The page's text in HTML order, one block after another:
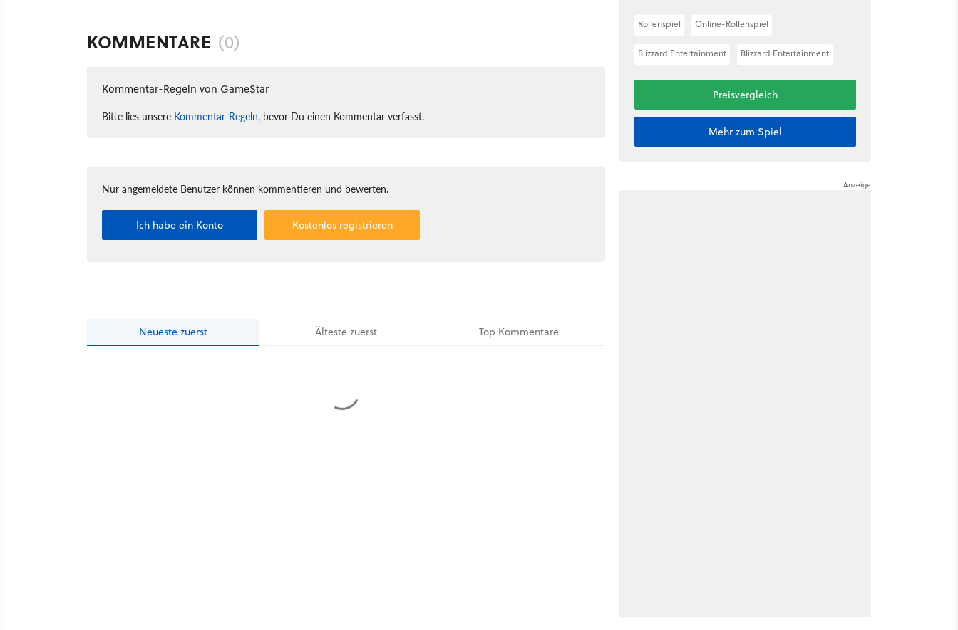
KOMMENTARE (0)
Kommentar-Regeln von GameStar
Bitte lies unsere Kommentar-Regeln, bevor Du einen Kommentar verfasst.
Nur angemeldete Benutzer können kommentieren und bewerten.
Ich habe ein Konto Kostenlos registrieren
Neueste zuerst Ältestezuerst Top Kommentare
Rollenspiel Online-Rollenspiel
Blizzard Entertainment Blizzard Entertainment
Preisvergleich
Mehr zum Spiel